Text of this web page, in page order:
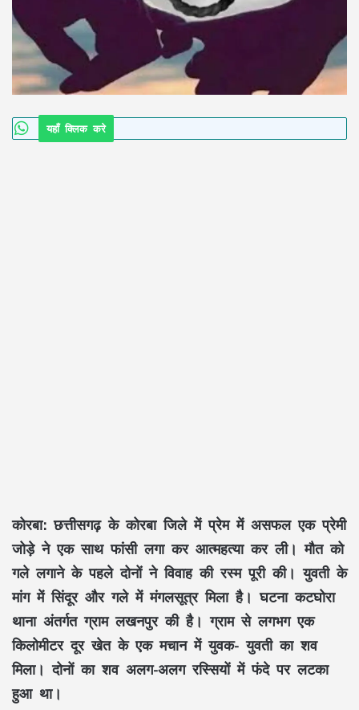
यहाँ क्लिक करे
कोरबा: छत्तीसगढ़ के कोरबा जिले में प्रेम में असफल एक प्रेमी
जोड़े ने एक साथ फांसी लगा कर आत्महत्या कर ली। मौत को
गले लगाने के पहले दोनों ने विवाह की रस्म पूरी की। युवती के
मांग में सिंदूर और गले में मंगलसूत्र मिला है। घटना कटघोरा
थाना अंतर्गत ग्राम लखनपुर की है। ग्राम से लगभग एक
किलोमीटर दूर खेत के एक मचान में युवक- युवती का शव
मिला। दोनों का शव अलग-अलग रस्सियों में फंदे पर लटका
हुआ था।